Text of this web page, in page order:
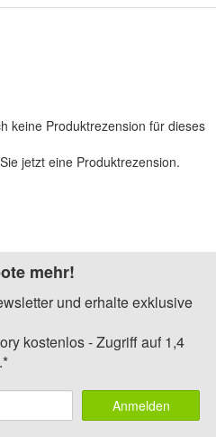
keine Produktrezension für dieses
jetzt eine Produktrezension.
mehr!
und erhalte exklusive
kostenlos - Zugriff auf 1,4
Anmelden